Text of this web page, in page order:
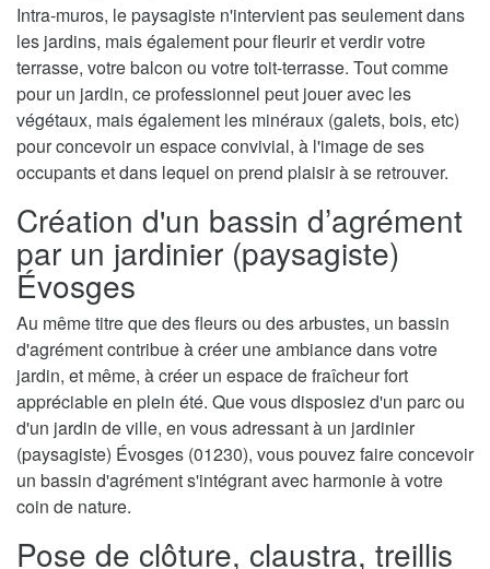
Intra-muros, le paysagiste n'intervient pas seulement dans
les jardins, mais également pour fleurir et verdir votre
terrasse, votre balcon ou votre toit-terrasse. Tout comme
pour un jardin, ce professionnel peut jouer avec les
végétaux, mais également les minéraux (galets, bois, etc)
pour concevoir un espace convivial, à l'image de ses
occupants et dans lequel on prend plaisir à se retrouver.
Création d'un bassin d’agrément
par un jardinier (paysagiste)
Évosges
Au même titre que des fleurs ou des arbustes, un bassin
d'agrément contribue à créer une ambiance dans votre
jardin, et même, à créer un espace de fraîcheur fort
appréciable en plein été. Que vous disposiez d'un parc ou
d'un jardin de ville, en vous adressant à un jardinier
(paysagiste) Évosges (01230), vous pouvez faire concevoir
un bassin d'agrément s'intégrant avec harmonie à votre
coin de nature.
Pose de clôture, claustra, treillis